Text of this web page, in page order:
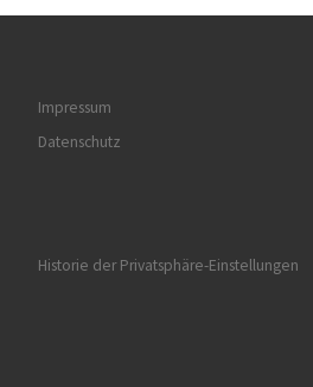
Impressum
Datenschutz
Historie der Privatsphäre-Einstellungen